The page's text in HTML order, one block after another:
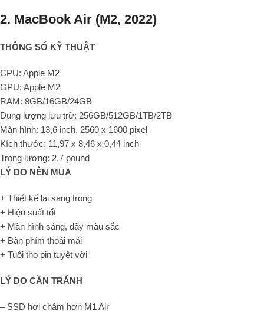
2. MacBook Air (M2, 2022)
THÔNG SỐ KỸ THUẬT
CPU: Apple M2
GPU: Apple M2
RAM: 8GB/16GB/24GB
Dung lượng lưu trữ: 256GB/512GB/1TB/2TB
Màn hình: 13,6 inch, 2560 x 1600 pixel
Kích thước: 11,97 x 8,46 x 0,44 inch
Trọng lượng: 2,7 pound
LÝ DO NÊN MUA
+ Thiết kế lại sang trọng
+ Hiệu suất tốt
+ Màn hình sáng, đầy màu sắc
+ Bàn phím thoải mái
+ Tuổi thọ pin tuyệt vời
LÝ DO CẦN TRÁNH
– SSD hơi chậm hơn M1 Air